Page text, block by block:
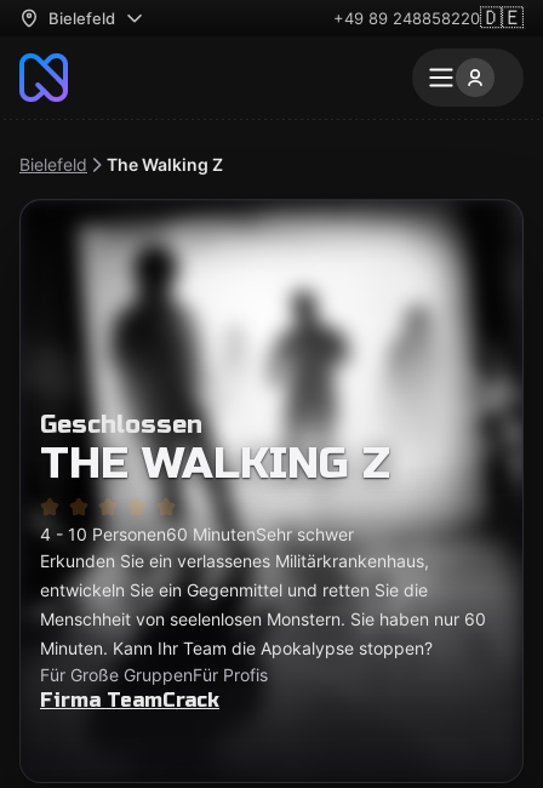
Bielefeld +49 89 248858220🇩🇪
Bielefeld The Walking Z
Geschlossen
THE WALKING Z
4 - 10 Personen60 MinutenSehr schwer
Erkunden Sie ein verlassenes Militärkrankenhaus,
entwickeln Sie ein Gegenmittel und retten Sie die
Menschheit von seelenlosen Monstern. Sie haben nur 60
Minuten. Kann Ihr Team die Apokalypse stoppen?
Für Große GruppenFür Profis
Firma TeamCrack